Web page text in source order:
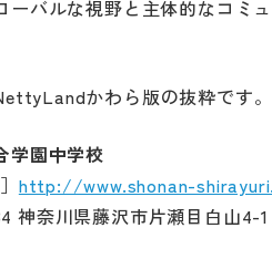
ーバルな視野と主体的なコミ
かわら版の抜粋です
学園中学校
http://www.shonan-
神奈川県藤沢市片瀬目白山